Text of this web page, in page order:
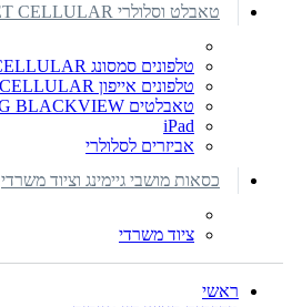
טאבלט וסלולרי TABLET CELLULAR
טלפונים סמסונג SAMSUNG CELLULAR
טלפונים אייפון iPHONE CELLULAR
טאבלטים TABLET SAMSUNG BLACKVIEW
iPad
אביזרים לסלולרי
כסאות מושבי גיימינג וציוד משרדי
ציוד משרדי
ראשי